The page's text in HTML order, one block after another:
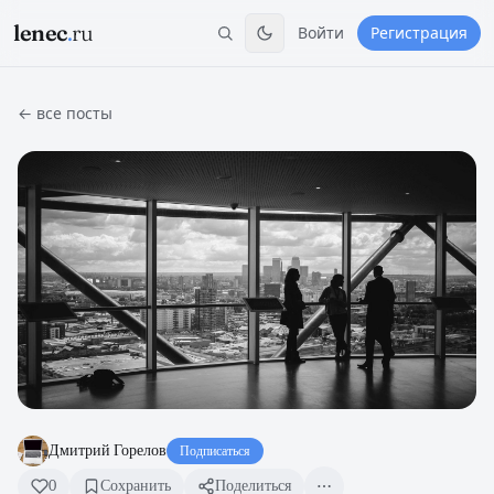
lenec.ru Войти Регистрация
← все посты
Дмитрий Горелов Подписаться
0 Сохранить Поделиться